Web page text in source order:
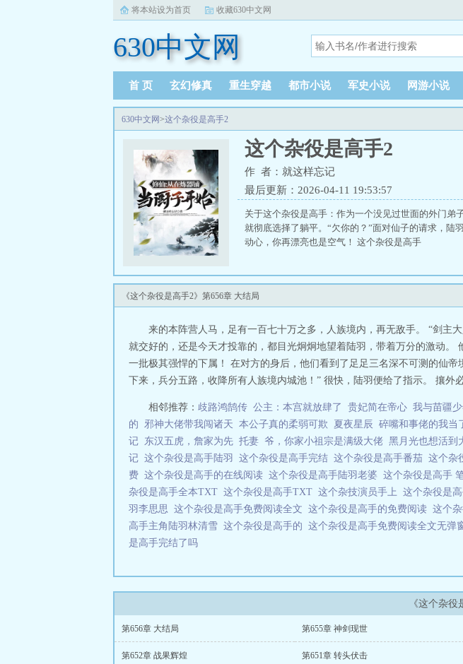
将本站设为首页 收藏630中文网
630中文网
首 页 玄幻修真 重生穿越 都市小说 军史小说 网游小说
630中文网>这个杂役是高手2
这个杂役是高手2
作 者：就这样忘记
最后更新：2026-04-11 19:53:57
关于这个杂役是高手：作为一个没见过世面的外门弟
就彻底选择了躺平。“欠你的？”面对仙子的请求，陆
动心，你再漂亮也是空气！ 这个杂役是高手
《这个杂役是高手2》第656章 大结局
来的本阵营人马，足有一百七十万之多，人族境内，再无敌手。 “剑主
就交好的，还是今天才投靠的，都目光炯炯地望着陆羽，带着万分的激动
一批极其强悍的下属！ 在对方的身后，他们看到了足足三名深不可测的仙
下来，兵分五路，收降所有人族境内城池！” 很快，陆羽便给了指示。 攘
相邻推荐： 歧路鸿鹄传 公主：本宫就放肆了 贵妃简在帝心 我与苗疆
的 邪神大佬带我闯诸天 本公子真的柔弱可欺 夏夜星辰 碎嘴和事佬的我当
记 东汉五虎，詹家为先 托妻 爷，你家小祖宗是满级大佬 黑月光也想活到
记 这个杂役是高手陆羽 这个杂役是高手完结 这个杂役是高手番茄 这个杂
费 这个杂役是高手的在线阅读 这个杂役是高手陆羽老婆 这个杂役是高手
杂役是高手全本TXT 这个杂役是高手TXT 这个杂技演员手上 这个杂役是
羽李思思 这个杂役是高手免费阅读全文 这个杂役是高手的免费阅读 这个
高手主角陆羽林清雪 这个杂役是高手的 这个杂役是高手免费阅读全文无弹
是高手完结了吗
《这个杂
第656章 大结局 第655章 神剑现世
第652章 战果辉煌 第651章 转头伏击